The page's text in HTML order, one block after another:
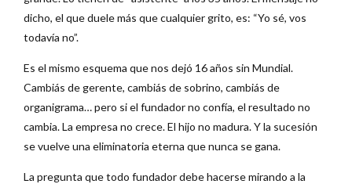
dicho, el que duele más que cualquier grito, es: “Yo sé, vos
todavía no”.
Es el mismo esquema que nos dejó 16 años sin Mundial.
Cambiás de gerente, cambiás de sobrino, cambiás de
organigrama… pero si el fundador no confía, el resultado no
cambia. La empresa no crece. El hijo no madura. Y la sucesión
se vuelve una eliminatoria eterna que nunca se gana.
La pregunta que todo fundador debe hacerse mirando a la